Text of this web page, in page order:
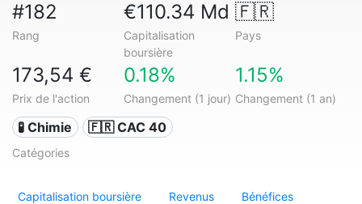
#182
Rang
€110.34 Md
Capitalisation
boursière
🇫🇷
Pays
173,54 €
Prix de l'action
0.18%
Changement (1 jour)
1.15%
Changement (1 an)
🧪 Chimie 🇫🇷 CAC 40
Catégories
Capitalisation boursière Revenus Bénéfices